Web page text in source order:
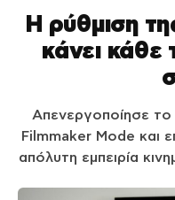
Η ρύθμιση
κάνει κάθε
Απενεργοποίησε
Filmmaker Mode και
απόλυτη εμπειρία